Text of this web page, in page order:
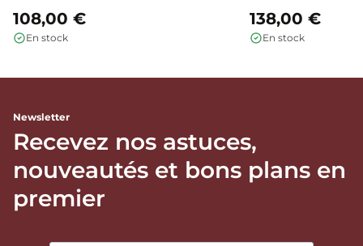
108,00 €
En stock
138,00 €
En stock
Newsletter
Recevez nos astuces,
nouveautés et bons plans en
premier